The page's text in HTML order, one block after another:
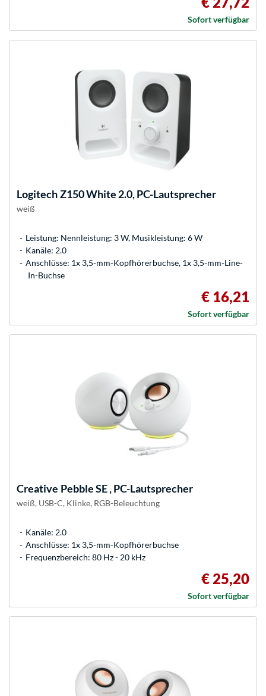
Sofort verfügbar
LogitechZ150 White 2.0, PC-Lautsprecher
weiß
Leistung: Nennleistung: 3 W, Musikleistung: 6 W
Kanäle: 2.0
Anschlüsse: 1x 3,5-mm-Kopfhörerbuchse, 1x 3,5-mm-Line-
In-Buchse
€ 16,21
Sofort verfügbar
Creative Pebble SE , PC-Lautsprecher
weiß, USB-C, Klinke, RGB-Beleuchtung
Kanäle: 2.0
Anschlüsse: 1x 3,5-mm-Kopfhörerbuchse
Frequenzbereich: 80 Hz - 20 kHz
€ 25,20
Sofort verfügbar